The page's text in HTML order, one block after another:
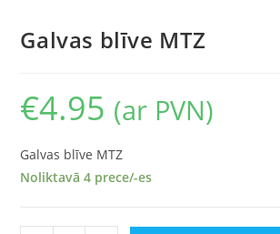
Galvas blīve MTZ
€4.95 (ar PVN)
Galvas blīve MTZ
Noliktavā 4 prece/-es